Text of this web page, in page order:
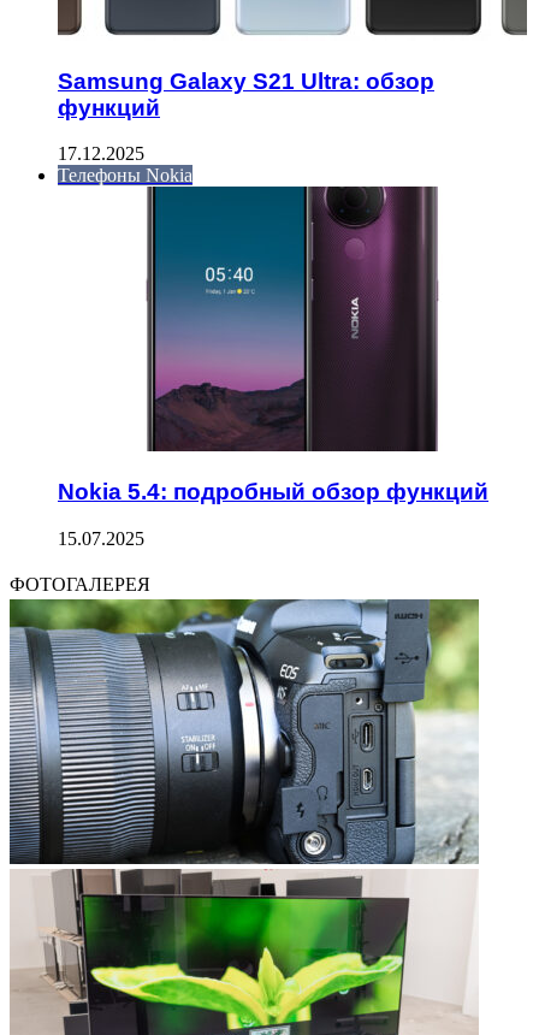
Samsung Galaxy S21 Ultra: обзор
функций
17.12.2025
Телефоны Nokia
Nokia 5.4: подробный обзор функций
15.07.2025
ФОТОГАЛЕРЕЯ